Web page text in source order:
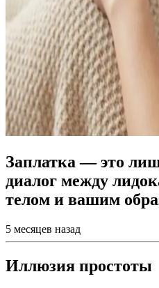
Заплатка — это
диалог между
телом и вашим
5 месяцев назад
Иллюзия простоты